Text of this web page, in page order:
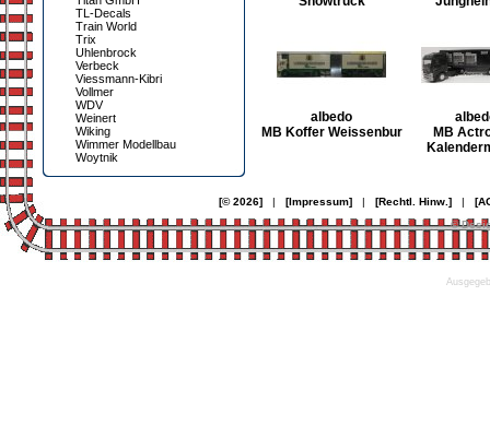
TL-Decals
Train World
Trix
Uhlenbrock
Verbeck
Viessmann-Kibri
Vollmer
WDV
Weinert
Wiking
Wimmer Modellbau
Woytnik
albedo
MB Koffer Weissenbur
MB
[© 2026]| [Impressum]| [Rechtl. Hinw.]|
©